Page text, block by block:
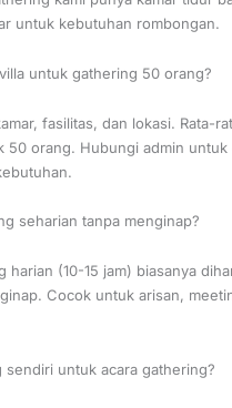
untuk kebutuhan rombongan.
untuk gathering 50 orang?
fasilitas, dan lokasi. Rata-
50 orang. Hubungi admin untuk
seharian tanpa menginap?
harian (10-15 jam) biasanya
Cocok untuk arisan,
sendiri untuk acara gathering?